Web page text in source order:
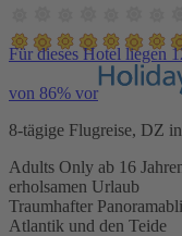
Für dieses Hotel liegen
von 86% vor
8-tägige Flugreise, DZ
Adults Only ab 16
erholsamen Urlaub
Traumhafter
Atlantik und den Teide